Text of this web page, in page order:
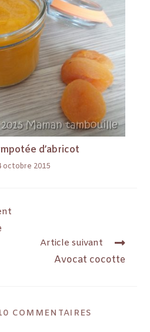
d’abricot
octobre 2015
Article suivant
Avocat cocotte
COMMENTAIRES